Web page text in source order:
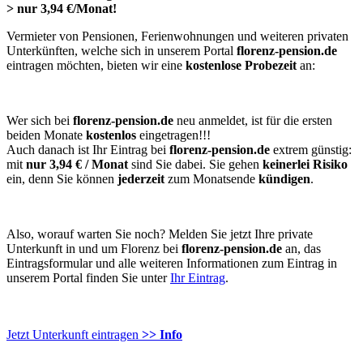
> nur 3,94 €/Monat!
Vermieter von Pensionen, Ferienwohnungen und weiteren privaten
Unterkünften, welche sich in unserem Portal florenz-pension.de
eintragen möchten, bieten wir eine kostenlose Probezeit an:
Wer sich bei florenz-pension.de neu anmeldet, ist für die ersten
beiden Monate kostenlos eingetragen!!!
Auch danach ist Ihr Eintrag bei florenz-pension.de extrem günstig:
mit nur 3,94 € / Monat sind Sie dabei. Sie gehen keinerlei Risiko
ein, denn Sie können jederzeit zum Monatsende kündigen.
Also, worauf warten Sie noch? Melden Sie jetzt Ihre private
Unterkunft in und um Florenz bei florenz-pension.de an, das
Eintragsformular und alle weiteren Informationen zum Eintrag in
unserem Portal finden Sie unterIhr Eintrag.
Jetzt Unterkunft eintragen >> Info